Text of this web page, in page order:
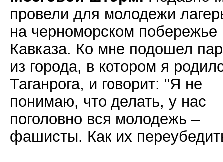
провели для молодежи
на черноморском побережье
Кавказа. Ко мне подошел
из города, в котором я
Таганрога, и говорит: "Я не
понимаю, что делать, у нас
поголовно вся молодежь –
фашисты. Как их